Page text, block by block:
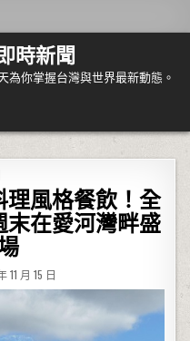
時新聞
你掌握台灣與世界最新動態。
IN
風格餐飲！全
末在愛河灣畔盛
11 月 15 日